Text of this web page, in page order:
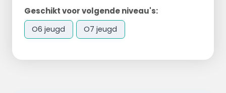
Geschikt voor volgende niveau's:
O6 jeugd O7 jeugd